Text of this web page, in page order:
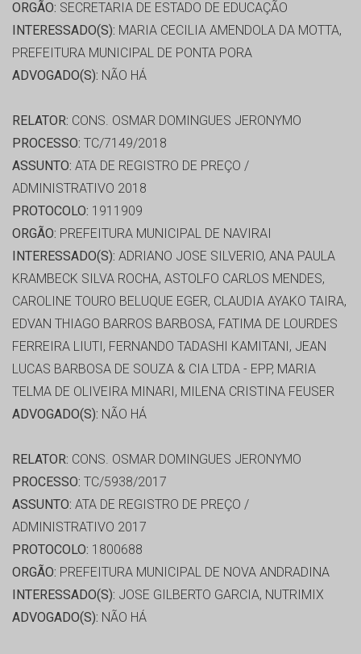
ORGÃO: SECRETARIA DE ESTADO DE EDUCAÇÃO
INTERESSADO(S): MARIA CECILIA AMENDOLA DA MOTTA,
PREFEITURA MUNICIPAL DE PONTA PORA
ADVOGADO(S): NÃO HÁ
RELATOR: CONS. OSMAR DOMINGUES JERONYMO
PROCESSO: TC/7149/2018
ASSUNTO: ATA DE REGISTRO DE PREÇO /
ADMINISTRATIVO 2018
PROTOCOLO: 1911909
ORGÃO: PREFEITURA MUNICIPAL DE NAVIRAI
INTERESSADO(S): ADRIANO JOSE SILVERIO, ANA PAULA
KRAMBECK SILVA ROCHA, ASTOLFO CARLOS MENDES,
CAROLINE TOURO BELUQUE EGER, CLAUDIA AYAKO TAIRA,
EDVAN THIAGO BARROS BARBOSA, FATIMA DE LOURDES
FERREIRA LIUTI, FERNANDO TADASHI KAMITANI, JEAN
LUCAS BARBOSA DE SOUZA & CIA LTDA - EPP, MARIA
TELMA DE OLIVEIRA MINARI, MILENA CRISTINA FEUSER
ADVOGADO(S): NÃO HÁ
RELATOR: CONS. OSMAR DOMINGUES JERONYMO
PROCESSO: TC/5938/2017
ASSUNTO: ATA DE REGISTRO DE PREÇO /
ADMINISTRATIVO 2017
PROTOCOLO: 1800688
ORGÃO: PREFEITURA MUNICIPAL DE NOVA ANDRADINA
INTERESSADO(S): JOSE GILBERTO GARCIA, NUTRIMIX
ADVOGADO(S): NÃO HÁ